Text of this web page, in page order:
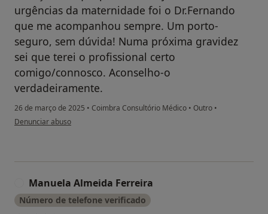
urgências da maternidade foi o Dr.Fernando
que me acompanhou sempre. Um porto-
seguro, sem dúvida! Numa próxima gravidez
sei que terei o profissional certo
comigo/connosco. Aconselho-o
verdadeiramente.
26 de março de 2025 • Coimbra Consultório Médico • Outro •
na opinião do utilizador Mariana Raimundo
Denunciar abuso
Manuela Almeida Ferreira
Número de telefone verificado